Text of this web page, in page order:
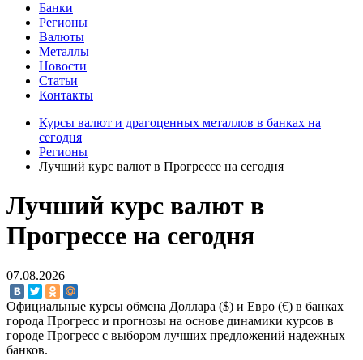
Банки
Регионы
Валюты
Металлы
Новости
Статьи
Контакты
Курсы валют и драгоценных металлов в банках на
сегодня
Регионы
Лучший курс валют в Прогрессе на сегодня
Лучший курс валют в
Прогрессе на сегодня
07.08.2026
Официальные курсы обмена Доллара ($) и Евро (€) в банках
города Прогресс и прогнозы на основе динамики курсов в
городе Прогресс с выбором лучших предложений надежных
банков.